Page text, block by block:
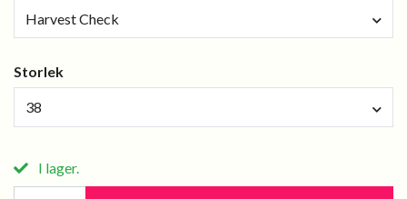
Harvest Check
Storlek
38
I lager.